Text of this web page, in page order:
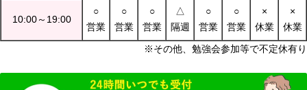
10:00～19:00
○
営業
○
営業
○
営業
△
隔週
○
営業
○
営業
×
休業
×
休業
※その他、勉強会参加等で不定休有り